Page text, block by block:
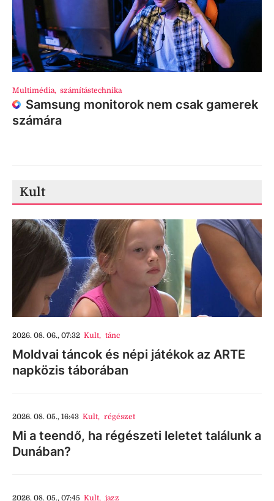
Multimédia, számítástechnika
Samsung monitorok nem csak gamerek
számára
Kult
2026. 08. 06., 07:32 Kult, tánc
Moldvai táncok és népi játékok az ARTE
napközis táborában
2026. 08. 05., 16:43 Kult, régészet
Mi a teendő, ha régészeti leletet találunk a
Dunában?
2026. 08. 05., 07:45 Kult, jazz